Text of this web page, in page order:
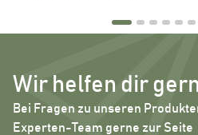
Wir helfen dir
Bei Fragen zu unseren
Experten-Team gerne zur Seite